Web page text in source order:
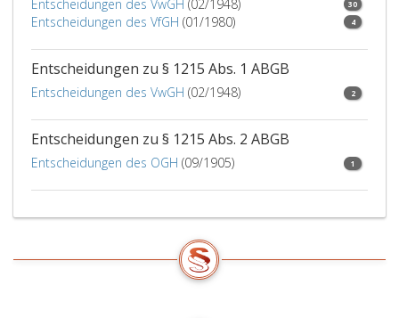
Entscheidungen des VwGH (02/1948) 30
Entscheidungen des VfGH (01/1980) 4
Entscheidungen zu § 1215 Abs. 1 ABGB
Entscheidungen des VwGH (02/1948) 2
Entscheidungen zu § 1215 Abs. 2 ABGB
Entscheidungen des OGH (09/1905) 1